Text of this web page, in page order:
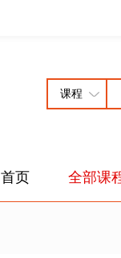
首页 全部课